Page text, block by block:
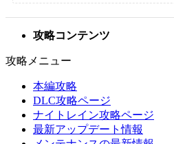
攻略コンテンツ
攻略メニュー
本編攻略
DLC攻略ページ
ナイトレイン攻略ページ
最新アップデート情報